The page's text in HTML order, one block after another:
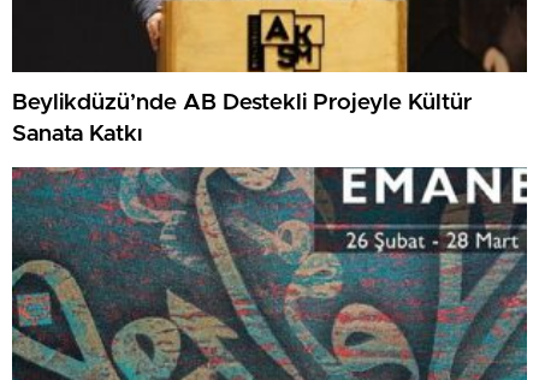
Beylikdüzü’nde AB Destekli Projeyle Kültür
Sanata Katkı